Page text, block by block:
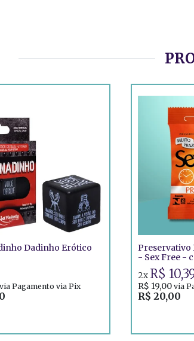
Dadinho Erótico
via Pagamento via Pix
- Sex Free -
R$ 20,00
2x R$
R$ 19,00 via